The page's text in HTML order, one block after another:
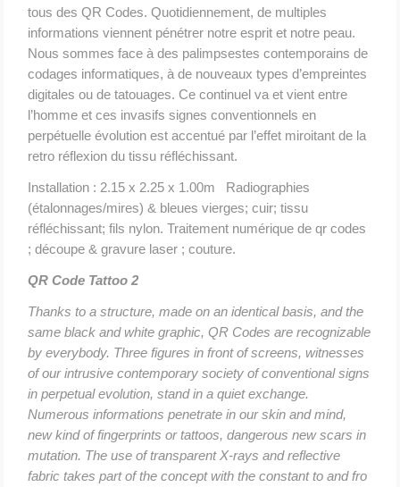
tous des QR Codes. Quotidiennement, de multiples
informations viennent pénétrer notre esprit et notre peau.
Nous sommes face à des palimpsestes contemporains de
codages informatiques, à de nouveaux types d’empreintes
digitales ou de tatouages. Ce continuel va et vient entre
l’homme et ces invasifs signes conventionnels en
perpétuelle évolution est accentué par l’effet miroitant de la
retro réflexion du tissu réfléchissant.
Installation : 2.15 x 2.25 x 1.00m Radiographies
(étalonnages/mires) & bleues vierges; cuir; tissu
réfléchissant; fils nylon. Traitement numérique de qr codes
; découpe & gravure laser ; couture.
QR Code Tattoo 2
Thanks to a structure, made on an identical basis, and the
same black and white graphic, QR Codes are recognizable
by everybody. Three figures in front of screens, witnesses
of our intrusive contemporary society of conventional signs
in perpetual evolution, stand in a quiet exchange.
Numerous informations penetrate in our skin and mind,
new kind of fingerprints or tattoos, dangerous new scars in
mutation. The use of transparent X-rays and reflective
fabric takes part of the concept with the constant to and fro